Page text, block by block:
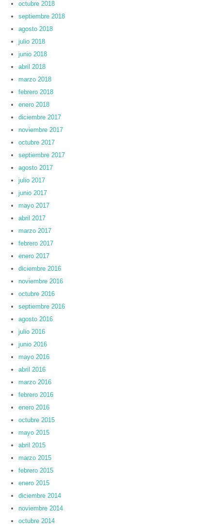
octubre 2018
septiembre 2018
agosto 2018
julio 2018
junio 2018
abril 2018
marzo 2018
febrero 2018
enero 2018
diciembre 2017
noviembre 2017
octubre 2017
septiembre 2017
agosto 2017
julio 2017
junio 2017
mayo 2017
abril 2017
marzo 2017
febrero 2017
enero 2017
diciembre 2016
noviembre 2016
octubre 2016
septiembre 2016
agosto 2016
julio 2016
junio 2016
mayo 2016
abril 2016
marzo 2016
febrero 2016
enero 2016
octubre 2015
mayo 2015
abril 2015
marzo 2015
febrero 2015
enero 2015
diciembre 2014
noviembre 2014
octubre 2014